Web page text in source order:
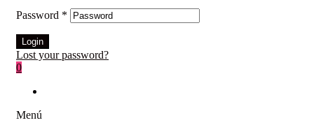
Password *
Login
Lost your password?
0
Menú